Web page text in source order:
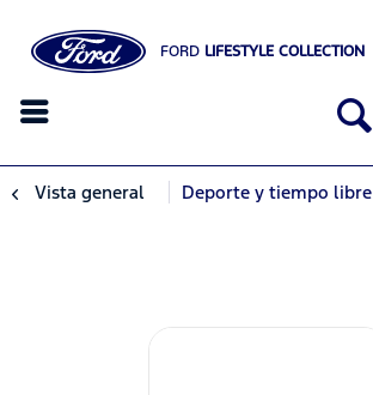
FORD LIFESTYLE COLLECTION
Vista general Deporte y tiempo libre